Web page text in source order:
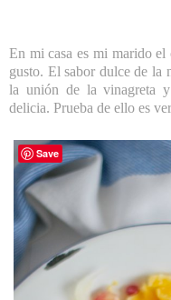
En mi casa es mi marido el
gusto. El sabor dulce de la
la unión de la vinagreta
delicia. Prueba de ello es
Save